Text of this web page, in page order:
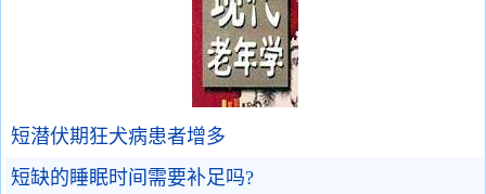
短潜伏期狂犬病患者增多
短缺的睡眠时间需要补足吗?